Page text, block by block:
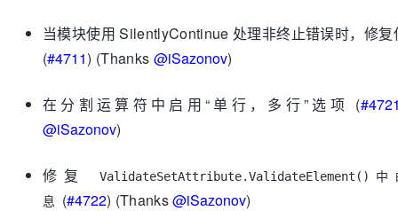
当模块使用 SilentlyContinue 处理非终止错误时，修复
(#4711) (Thanks @iSazonov)
在分割运算符中启用“单行，多行”选项 (
@iSazonov)
修复
ValidateSetAttribute.ValidateElement()
息
(#4722) (Thanks@iSazonov)